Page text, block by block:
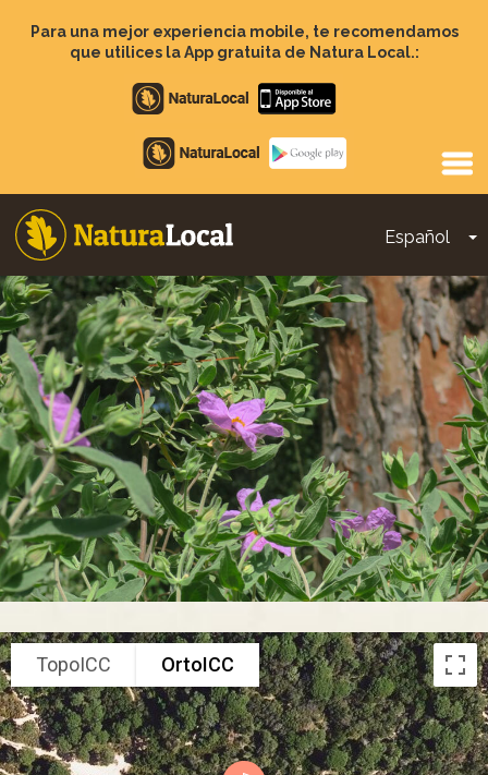
contenido
Para una mejor experiencia mobile, te recomendamos
que utilices la App gratuita de Natura Local.:
Apple
store
Google
Play
Español
Main
navigation
TopoICC OrtoICC